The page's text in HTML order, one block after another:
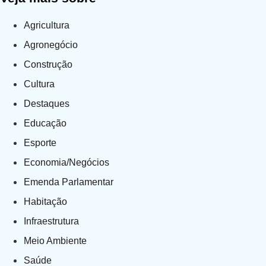
Agricultura
Agronegócio
Construção
Cultura
Destaques
Educação
Esporte
Economia/Negócios
Emenda Parlamentar
Habitação
Infraestrutura
Meio Ambiente
Saúde